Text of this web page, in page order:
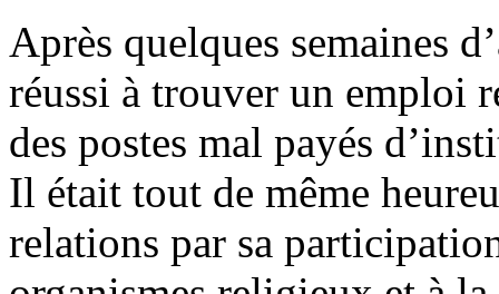
Après quelques semaines
réussi à trouver un emploi
des postes mal payés
Il était tout de même
relations par sa